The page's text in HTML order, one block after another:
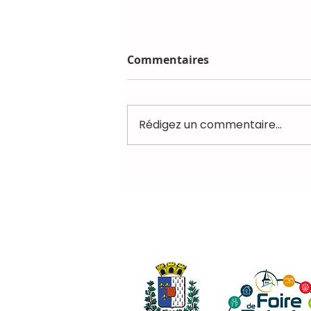
Commentaires
Rédigez un commentaire...